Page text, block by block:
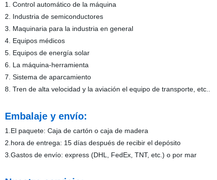
1. Control automático de la máquina
2. Industria de semiconductores
3. Maquinaria para la industria en general
4. Equipos médicos
5. Equipos de energía solar
6. La máquina-herramienta
7. Sistema de aparcamiento
8. Tren de alta velocidad y la aviación el equipo de transporte, etc..
Embalaje y envío:
1.El paquete: Caja de cartón o caja de madera
2.hora de entrega: 15 días después de recibir el depósito
3.Gastos de envío: express (DHL, FedEx, TNT, etc.) o por mar